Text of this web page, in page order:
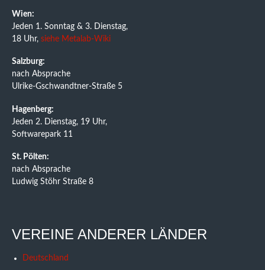
Wien:
Jeden 1. Sonntag & 3. Dienstag,
18 Uhr, siehe Metalab-Wiki
Salzburg:
nach Absprache
Ulrike-Gschwandtner-Straße 5
Hagenberg:
Jeden 2. Dienstag, 19 Uhr,
Softwarepark 11
St. Pölten:
nach Absprache
Ludwig Stöhr Straße 8
VEREINE ANDERER LÄNDER
Deutschland